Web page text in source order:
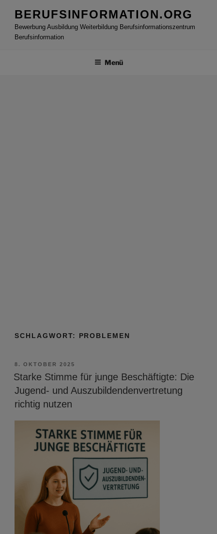
Inhalt
springen
BERUFSINFORMATION.ORG
Bewerbung Ausbildung Weiterbildung Berufsinformationszentrum
Berufsinformation
Menü
SCHLAGWORT: PROBLEMEN
VERÖFFENTLICHT
AM
8. OKTOBER 2025
Starke Stimme für junge Beschäftigte: Die
Jugend- und Auszubildendenvertretung
richtig nutzen